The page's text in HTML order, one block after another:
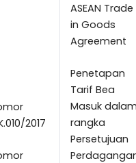
2017
ASEAN Trade
in Goods
Agreement
Penetapan
Tarif Bea
Masuk
rangka
Persetujuan